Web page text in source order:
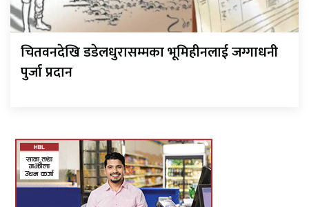
चितवनदेखि डडेलधुरासम्मका भूमिहीनलाई जग्गाधनी
पुर्जा प्रदान